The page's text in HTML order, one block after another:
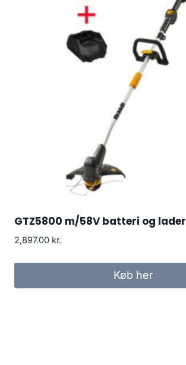
GTZ5800 m/58V batteri og lader
2,897.00 kr.
Køb her